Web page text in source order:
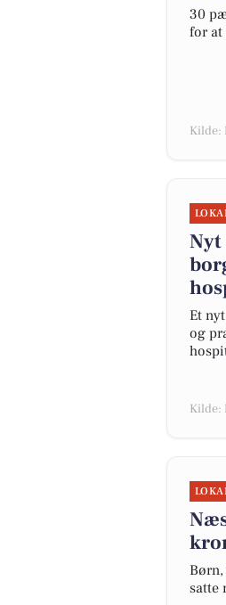
30
for at
Kilde:
Et
og
Kilde:
satte